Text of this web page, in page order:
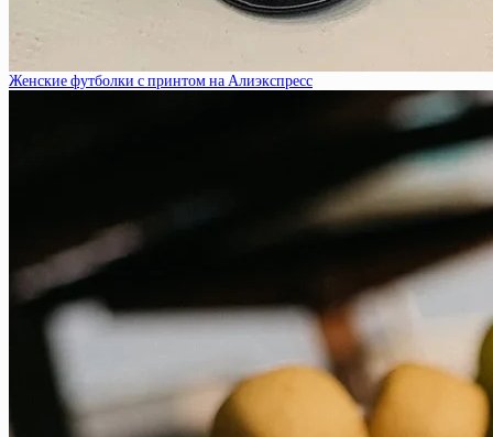
Женские футболки с принтом на Алиэкспресс